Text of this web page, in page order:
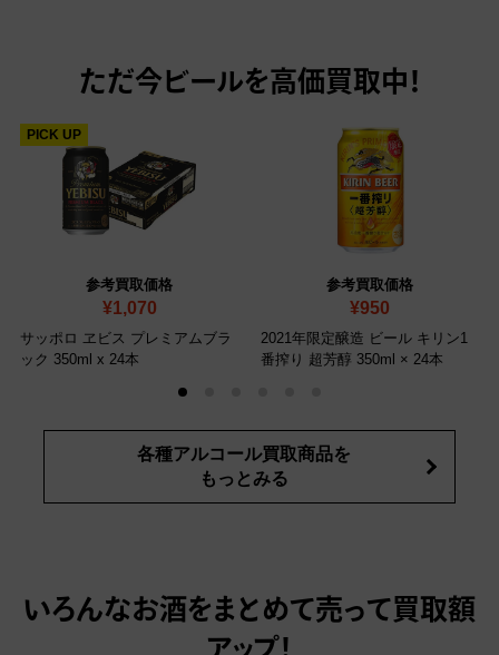
ただ今 ビールを高価買取中！
参考買取価格
¥1,070
PICK UP
サッポロ ヱビス プレミアムブラ
ック 350ml x 24本
参考買取価格
¥950
2021年限定醸造 ビール キリン1
番搾り 超芳醇 350ml × 24本
各種アルコール買取商品を
もっとみる
いろんなお酒をまとめて売って 買取額